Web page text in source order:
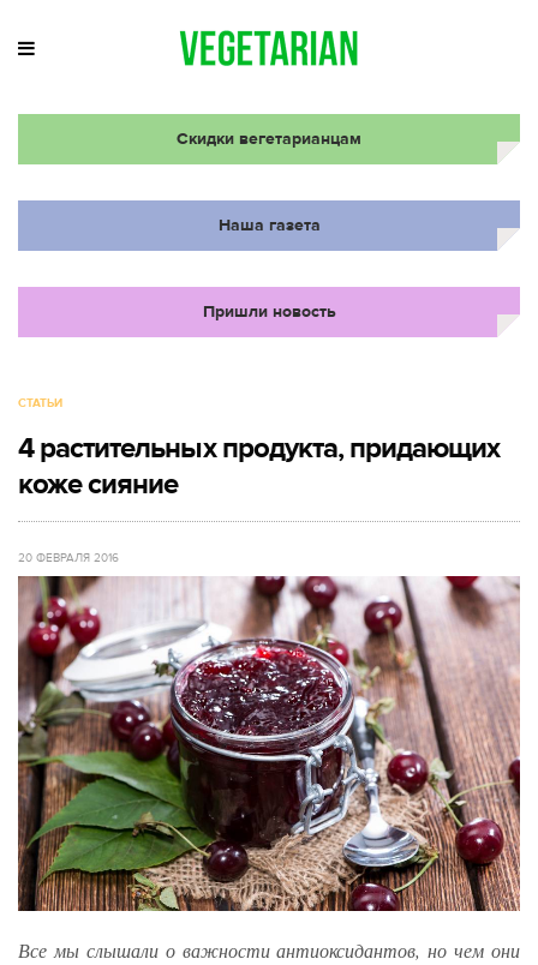
Скидки вегетарианцам
Наша газета
Пришли новость
СТАТЬИ
4 растительных продукта, придающих
коже сияние
20 ФЕВРАЛЯ 2016
Все мы слышали о важности антиоксидантов, но чем они